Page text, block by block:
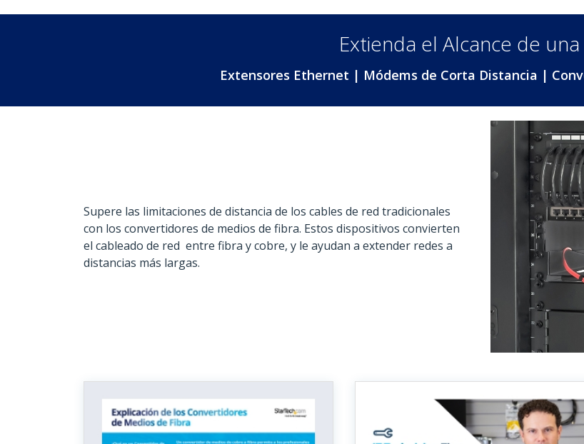
Extienda el Alcance de una
Extensores Ethernet | Módems de Corta Distancia |
Supere las limitaciones de distancia de los cables de red tradicionales
con los convertidores de medios de fibra. Estos dispositivos convierten
el cableado de red entre fibra y cobre, y le ayudan a extender redes a
distancias más largas.